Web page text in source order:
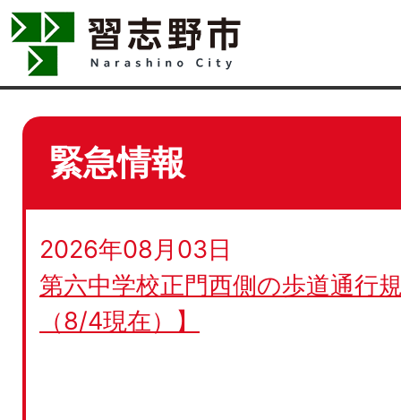
緊急情報
2026年08月03日
第六中学校正門西側の歩道通行
（8/4現在）】